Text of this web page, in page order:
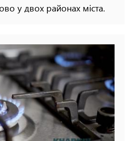
у двох районах міста.